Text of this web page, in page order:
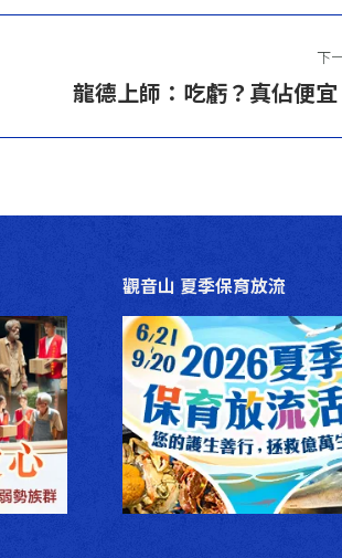
下
龍德上師：吃虧？真佔便
觀音山 夏季保育放流